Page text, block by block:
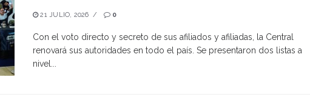
21 JULIO, 2026 0
Con el voto directo y secreto de sus afiliados y afiliadas, la Central
renovará sus autoridades en todo el país. Se presentaron dos listas a
nivel...